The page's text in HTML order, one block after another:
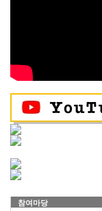
참여마당